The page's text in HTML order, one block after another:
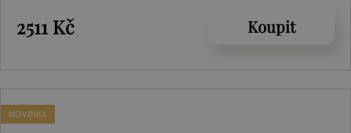
2511 Kč Koupit
NOVINKA